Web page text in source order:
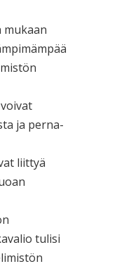
mukaan
ja perna-
liittyä
tulisi